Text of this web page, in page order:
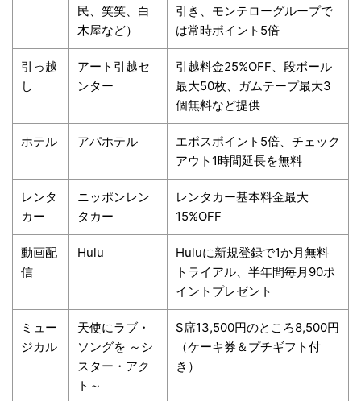
民、笑笑、白
木屋など）
引き、モンテローグループで
は常時ポイント5倍
引っ越
し
アート引越セ
ンター
引越料金25%OFF、段ボール
最大50枚、ガムテープ最大3
個無料など提供
ホテル アパホテル
エポスポイント5倍、チェック
アウト1時間延長を無料
レンタ
カー
ニッポンレン
タカー
レンタカー基本料金最大
15%OFF
動画配
信
Hulu
Huluに新規登録で1か月無料
トライアル、半年間毎月90ポ
イントプレゼント
ミュー
ジカル
天使にラブ・
ソングを ～シ
スター・アク
ト～
S席13,500円のところ8,500円
（ケーキ券＆プチギフト付
き）